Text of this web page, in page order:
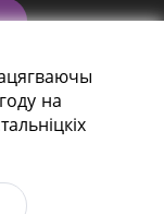
на